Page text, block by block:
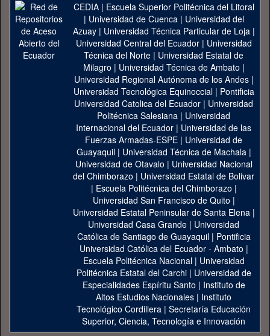
CEDIA| Escuela Superior Politécnica del Litoral
| Universidad de Cuenca| Universidad del
Azuay| Universidad Técnica Particular de Loja|
Universidad Central del Ecuador| Universidad
Técnica del Norte | Universidad Estatal de
Milagro | Universidad Técnica de Ambato |
Universidad Regional Autónoma de los Andes|
Universidad Tecnológica Equinoccial| Pontificia
Universidad Catolica del Ecuador | Universidad
Politécnica Salesiana | Universidad
Internacional del Ecuador | Universidad de las
Fuerzas Armadas-ESPE | Universidad de
Guayaquil| Universidad Técnica de Machala|
Universidad de Otavalo | Universidad Nacional
del Chimborazo | Universidad Estatal de Bolivar
| Escuela Politécnica del Chimborazo |
Universidad San Francisco de Quito |
Universidad Estatal Peninsular de Santa Elena|
Universidad Casa Grande | Universidad
Católica de Santiago de Guayaquil| Pontificia
Universidad Católica del Ecuador - Ambato |
Escuela Politécnica Nacional| Universidad
Politécnica Estatal del Carchi| Universidad de
Especialidades Espíritu Santo | Instituto de
Altos Estudios Nacionales | Instituto
Tecnológico Cordillera | Secretaría Educación
Superior, Ciencia, Tecnología e Innovación